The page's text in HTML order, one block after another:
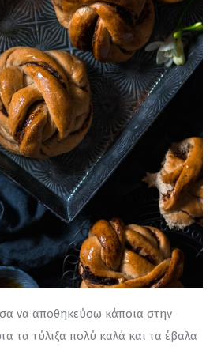
να αποθηκεύσω κάποια στην
τα τύλιξα πολύ καλά και τα έβαλα